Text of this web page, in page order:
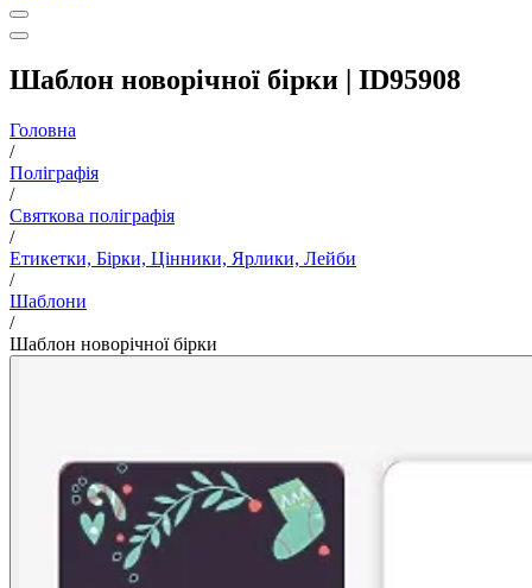
Шаблон новорічної бірки | ID95908
Головна
/
Поліграфія
/
Святкова поліграфія
/
Етикетки, Бірки, Цінники, Ярлики, Лейби
/
Шаблони
/
Шаблон новорічної бірки